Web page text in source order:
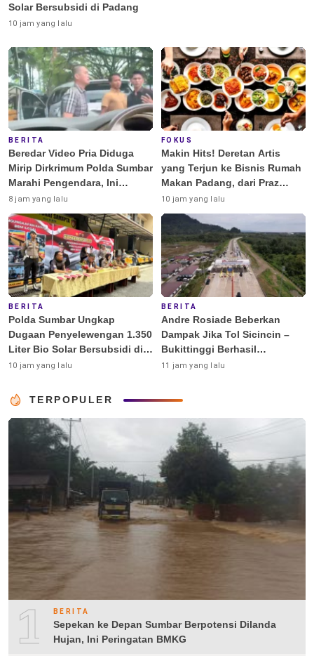
Solar Bersubsidi di Padang
10 jam yang lalu
BERITA
Beredar Video Pria Diduga
Mirip Dirkrimum Polda Sumbar
Marahi Pengendara, Ini
Penjelasannya
8 jam yang lalu
FOKUS
Makin Hits! Deretan Artis
yang Terjun ke Bisnis Rumah
Makan Padang, dari Praz
Teguh hingga Deddy
Corbuzier
10 jam yang lalu
BERITA
Polda Sumbar Ungkap
Dugaan Penyelewengan 1.350
Liter Bio Solar Bersubsidi di
Padang
10 jam yang lalu
BERITA
Andre Rosiade Beberkan
Dampak Jika Tol Sicincin –
Bukittinggi Berhasil
Dibangun
11 jam yang lalu
TERPOPULER
1 BERITA
Sepekan ke Depan Sumbar Berpotensi Dilanda
Hujan, Ini Peringatan BMKG